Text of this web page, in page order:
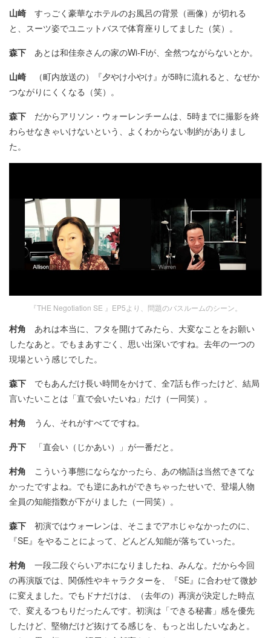
山崎 すっごく豪華なホテルのお風呂の背景（画像）が切れる
と、スーツ姿でユニットバスで体育座りしてました（笑）。
森下 あとは和佳奈さんの家のWi-Fiが、全然つながらないとか。
山崎 （町内放送の）『夕やけ小やけ』が5時に流れると、なぜか
つながりにくくなる（笑）。
森下 だからアリソン・ウォーレンチームは、5時までに撮影を終
わらせなきゃいけないという、よくわからない制約がありまし
た。
『THE Negotiation SE 』EP5より、問題のバスルームのシーン。
村角 あれは本当に、フタを開けてみたら、大変なことをお願い
したなあと。でもまあすごく、思い出深いですね。去年の一つの
現場という感じでした。
森下 でもあんだけ長い時間をかけて、全7話も作ったけど、結局
言いたいことは「直で会いたいね」だけ（一同笑）。
村角 うん、それがすべてですね。
丹下 「直会い（じかあい）」が一番だと。
村角 こういう事態にならなかったら、あの物語は当然できてな
かったですよね。でも逆にあれができちゃったせいで、登場人物
全員の知能指数が下がりました（一同笑）。
森下 初演ではウォーレンは、そこまでアホじゃなかったのに、
『SE』をやることによって、どんどん知能が落ちていった。
村角 一段二段ぐらいアホになりましたね、みんな。だから今回
の再演版では、関係性やキャラクターを、『SE』に合わせて微妙
に変えました。でもドナだけは、（去年の）再演が決定した時点
で、変えるつもりだったんです。初演は「できる秘書」感を優先
したけど、堅物だけど抜けてる感じを、もっと出したいなあと。